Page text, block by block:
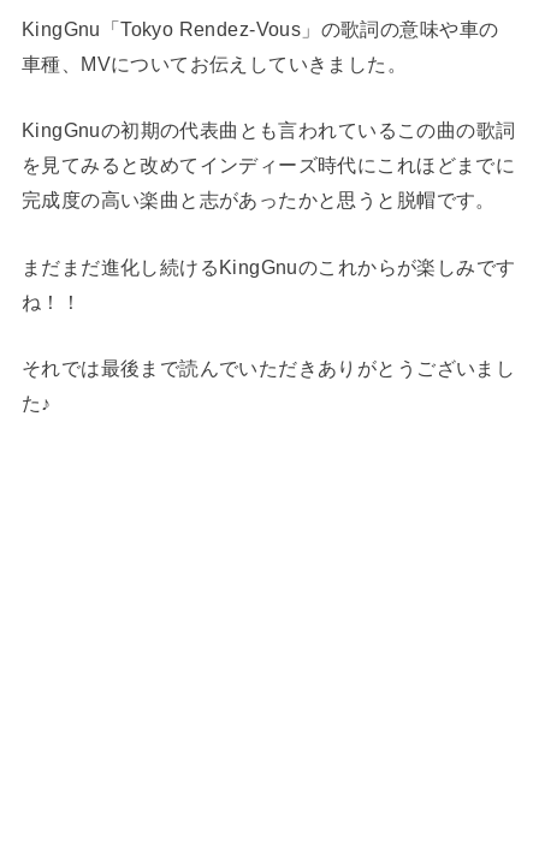
KingGnu「Tokyo Rendez-Vous」の歌詞の意味や車の
車種、MVについてお伝えしていきました。
KingGnuの初期の代表曲とも言われているこの曲の歌詞
を見てみると改めてインディーズ時代にこれほどまでに
完成度の高い楽曲と志があったかと思うと脱帽です。
まだまだ進化し続けるKingGnuのこれからが楽しみです
ね！！
それでは最後まで読んでいただきありがとうございまし
た♪